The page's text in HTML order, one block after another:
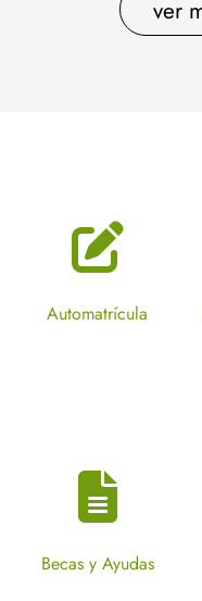
ver
Automatrícula
Becas y Ayudas